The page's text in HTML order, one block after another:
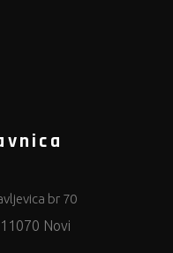
br 70
Novi